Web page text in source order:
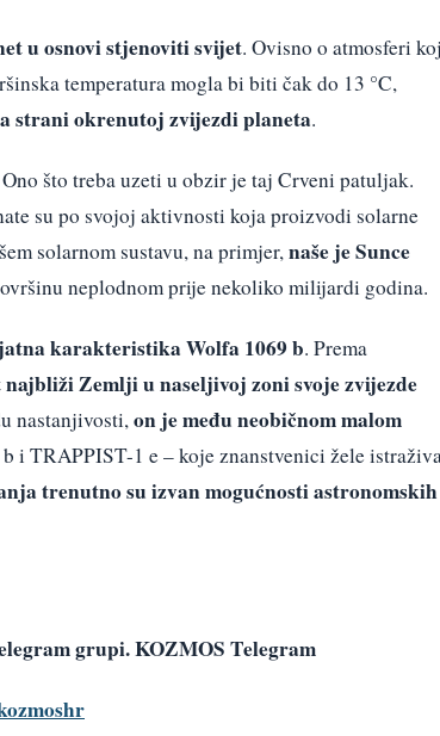
u osnovi stjenoviti svijet. Ovisno o atmosferi
temperatura mogla bi biti čak do 13 °C,
strani okrenutoj zvijezdi planeta.
Ono što treba uzeti u obzir je taj Crveni patuljak.
su po svojoj aktivnosti koja proizvodi solarne
solarnom sustavu, na primjer,naše je Sunce
neplodnom prije nekoliko milijardi godina.
karakteristika Wolfa 1069 b. Prema
Zemlji u naseljivoj zoni svoje zvijezde
nastanjivosti,on je među neobičnom malom
i TRAPPIST-1 e – koje znanstvenici žele
trenutno su izvan mogućnosti astronomskih
grupi. KOZMOS Telegram